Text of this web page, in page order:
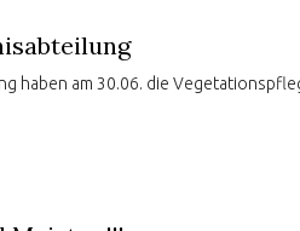
haben am 30.06. die